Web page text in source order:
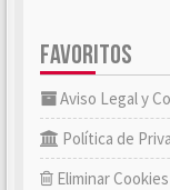
FAVORITOS
Aviso Legal y
Política de
Eliminar Cookies